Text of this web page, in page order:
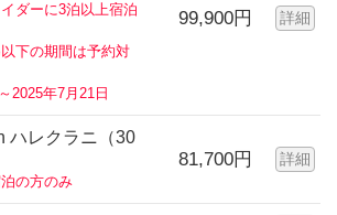
ダーに3泊以上宿泊
下の期間は予約対
2025年7月21日
99,900円 詳細
ハレクラニ（30
の方のみ
81,700円 詳細